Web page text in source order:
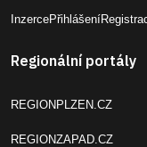
InzercePřihlášení
Regionální portály
REGIONPLZEN.CZ
REGIONZAPAD.CZ